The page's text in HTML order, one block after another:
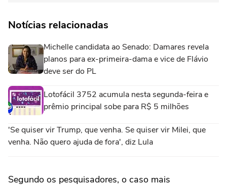
Notícias relacionadas
Michelle candidata ao Senado: Damares revela
planos para ex-primeira-dama e vice de Flávio
deve ser do PL
Lotofácil 3752 acumula nesta segunda-feira e
prêmio principal sobe para R$ 5 milhões
'Se quiser vir Trump, que venha. Se quiser vir Milei, que
venha. Não quero ajuda de fora', diz Lula
Segundo os pesquisadores, o caso mais